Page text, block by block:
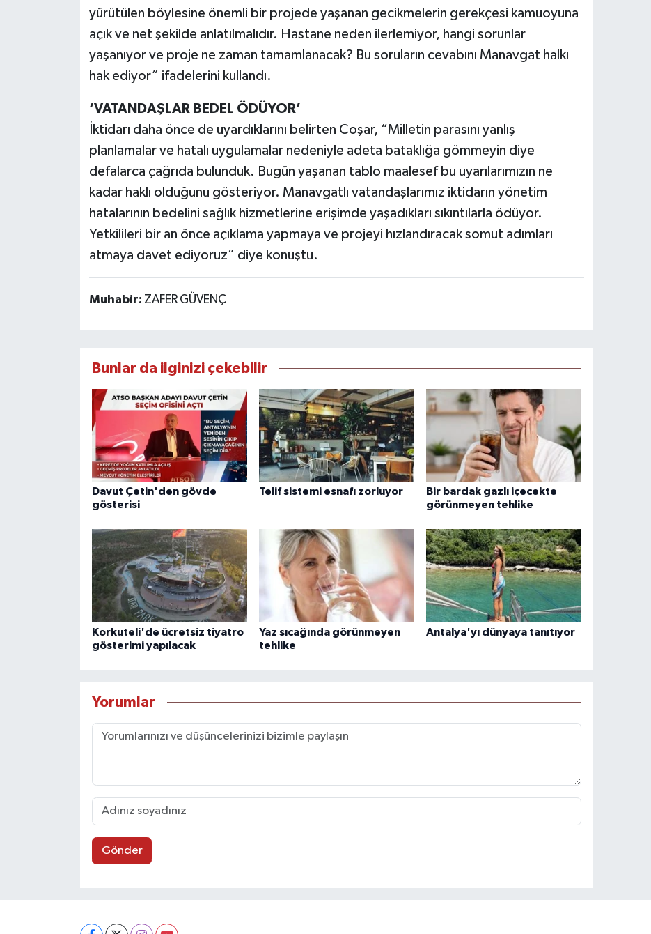
yürütülen böylesine önemli bir projede yaşanan gecikmelerin gerekçesi kamuoyuna
açık ve net şekilde anlatılmalıdır. Hastane neden ilerlemiyor, hangi sorunlar
yaşanıyor ve proje ne zaman tamamlanacak? Bu soruların cevabını Manavgat halkı
hak ediyor” ifadelerini kullandı.
‘VATANDAŞLAR BEDEL ÖDÜYOR’
İktidarı daha önce de uyardıklarını belirten Coşar, “Milletin parasını yanlış
planlamalar ve hatalı uygulamalar nedeniyle adeta bataklığa gömmeyin diye
defalarca çağrıda bulunduk. Bugün yaşanan tablo maalesef bu uyarılarımızın ne
kadar haklı olduğunu gösteriyor. Manavgatlı vatandaşlarımız iktidarın yönetim
hatalarının bedelini sağlık hizmetlerine erişimde yaşadıkları sıkıntılarla ödüyor.
Yetkilileri bir an önce açıklama yapmaya ve projeyi hızlandıracak somut adımları
atmaya davet ediyoruz” diye konuştu.
Muhabir: ZAFER GÜVENÇ
Bunlar da ilginizi çekebilir
Davut Çetin'den gövde
gösterisi
Telif sistemi esnafı zorluyor
Bir bardak gazlı içecekte
görünmeyen tehlike
Korkuteli'de ücretsiz tiyatro
gösterimi yapılacak
Yaz sıcağında görünmeyen
tehlike
Antalya'yı dünyaya tanıtıyor
Yorumlar
Gönder